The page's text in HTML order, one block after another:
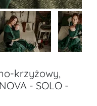
krzyżowy,
- SOLO -